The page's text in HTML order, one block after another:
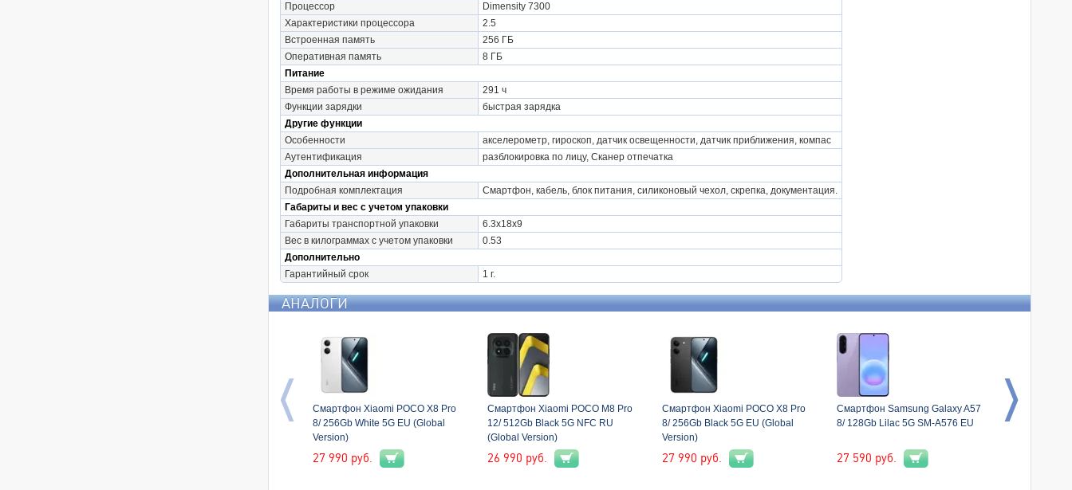
Процессор
Dimensity 7300
Характеристики процессора
2.5
Встроенная память
256 ГБ
Оперативная память
8 ГБ
Питание
Время работы в режиме ожидания
291 ч
Функции зарядки
быстрая зарядка
Другие функции
Особенности
акселерометр, гироскоп, датчик освещенности, датчик приближения, компас
Аутентификация
разблокировка по лицу, Сканер отпечатка
Дополнительная информация
Подробная комплектация
Смартфон, кабель, блок питания, силиконовый чехол, скрепка, документация.
Габариты и вес с учетом упаковки
Габариты транспортной упаковки
6.3x18x9
Вес в килограммах с учетом упаковки
0.53
Дополнительно
Гарантийный срок
1 г.
АНАЛОГИ
Смартфон Xiaomi POCO X8 Pro
8/ 256Gb White 5G EU (Global
Version)
27 990 руб.
Смартфон Xiaomi POCO M8 Pro
12/ 512Gb Black 5G NFC RU
(Global Version)
26 990 руб.
Смартфон Xiaomi POCO X8 Pro
8/ 256Gb Black 5G EU (Global
Version)
27 990 руб.
Смартфон Samsung Galaxy A57
8/ 128Gb Lilac 5G SM-A576 EU
27 590 руб.
Смартфон